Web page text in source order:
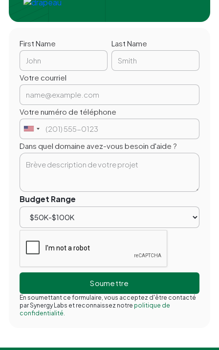
First Name Last Name
Votre courriel
Votre numéro de téléphone
Dans quel domaine avez-vous besoin d'aide ?
Budget Range
En soumettant ce formulaire, vous acceptez d'être contacté
par Synergy Labs et reconnaissez notre politique de
confidentialité.